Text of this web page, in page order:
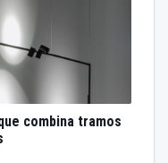
combina tramos